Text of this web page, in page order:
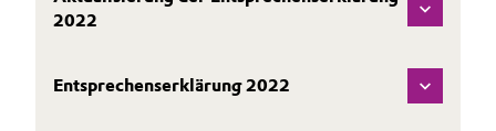
2022
Entsprechenserklärung 2022